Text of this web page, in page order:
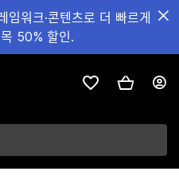
워크·콘텐츠로 더 빠르게
50% 할인.